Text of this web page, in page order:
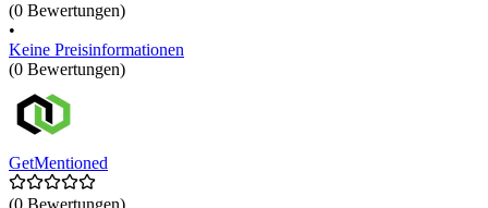
(0 Bewertungen)
•
Keine Preisinformationen
(0 Bewertungen)
GetMentioned